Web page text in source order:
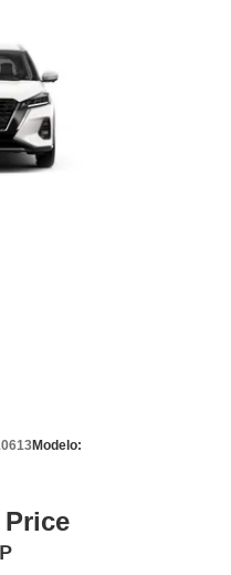
Modelo: